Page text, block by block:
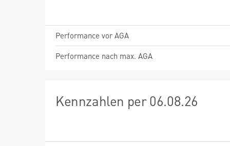
Performance vor AGA
Performance nach max. AGA
Kennzahlen per 06.08.26